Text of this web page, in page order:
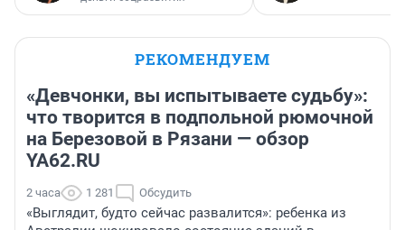
РЕКОМЕНДУЕМ
«Девчонки, вы испытываете судьбу»:
что творится в подпольной рюмочной
на Березовой в Рязани — обзор
YA62.RU
2 часа 1 281 Обсудить
«Выглядит, будто сейчас развалится»: ребенка из